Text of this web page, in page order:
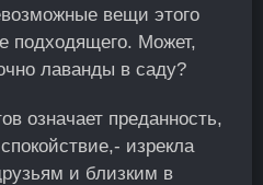
вещи этого
подходящего. Может,
лаванды в саду?
означает преданность,
изрекла
и близким в